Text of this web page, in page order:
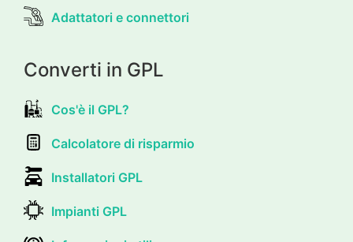
Adattatori e connettori
Converti in GPL
Cos'è il GPL?
Calcolatore di risparmio
Installatori GPL
Impianti GPL